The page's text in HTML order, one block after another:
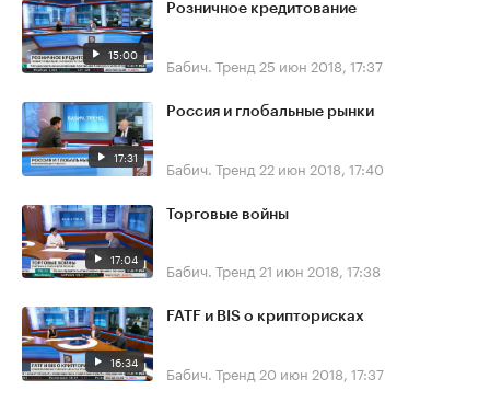
15:00
Розничное кредитование
Бабич. Тренд 25 июн 2018, 17:37
17:31
Россия и глобальные рынки
Бабич. Тренд 22 июн 2018, 17:40
17:04
Торговые войны
Бабич. Тренд 21 июн 2018, 17:38
16:34
FATF и BIS о крипторисках
Бабич. Тренд 20 июн 2018, 17:37